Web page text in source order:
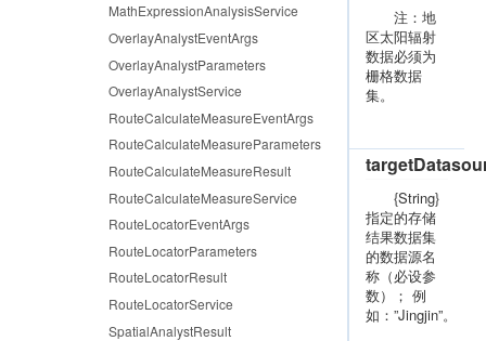
注：地
区太阳辐射
数据必须为
栅格数据
集。
{String}
指定的存储
结果数据集
的数据源名
称（必设参
数）； 例
如：”Jingjin”。
MathExpressionAnalysisService
OverlayAnalystEventArgs
OverlayAnalystParameters
OverlayAnalystService
RouteCalculateMeasureEventArgs
RouteCalculateMeasureParameters
RouteCalculateMeasureResult
RouteCalculateMeasureService
RouteLocatorEventArgs
RouteLocatorParameters
RouteLocatorResult
RouteLocatorService
SpatialAnalystResult